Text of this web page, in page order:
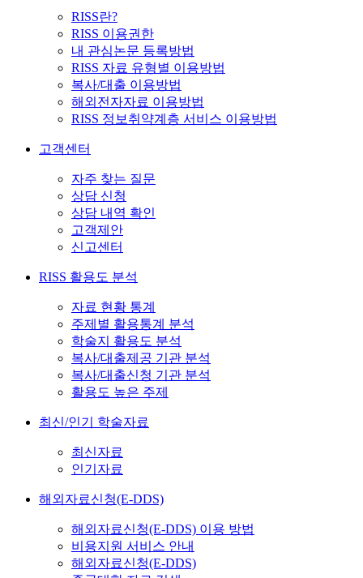
RISS란?
RISS 이용권한
내 관심논문 등록방법
RISS 자료 유형별 이용방법
복사/대출 이용방법
해외전자자료 이용방법
RISS 정보취약계층 서비스 이용방법
고객센터
자주 찾는 질문
상담 신청
상담 내역 확인
고객제안
신고센터
RISS 활용도 분석
자료 현황 통계
주제별 활용통계 분석
학술지 활용도 분석
복사/대출제공 기관 분석
복사/대출신청 기관 분석
활용도 높은 주제
최신/인기 학술자료
최신자료
인기자료
해외자료신청(E-DDS)
해외자료신청(E-DDS) 이용 방법
비용지원 서비스 안내
해외자료신청(E-DDS)